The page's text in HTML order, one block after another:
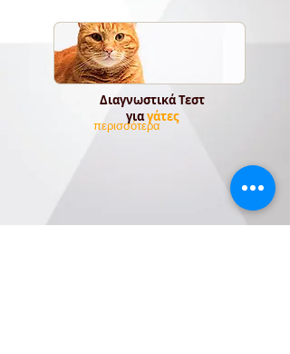
Διαγνωστικά Τεστ
γιαγάτες
περισσότερα